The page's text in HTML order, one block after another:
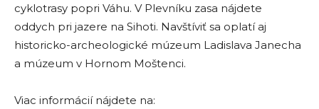
cyklotrasy popri Váhu. V Plevníku zasa nájdete
oddych pri jazere na Sihoti. Navštíviť sa oplatí aj
historicko-archeologické múzeum Ladislava Janecha
a múzeum v Hornom Moštenci.
Viac informácií nájdete na: